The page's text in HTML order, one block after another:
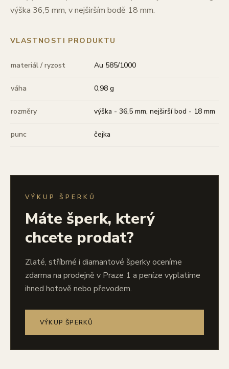
výška 36,5 mm, v nejširším bodě 18 mm.
VLASTNOSTI PRODUKTU
materiál / ryzost Au 585/1000
váha 0,98 g
rozměry výška - 36,5 mm, nejširší bod - 18 mm
punc čejka
VÝKUP ŠPERKŮ
Máte šperk, který
chcete prodat?
Zlaté, stříbrné i diamantové šperky oceníme
zdarma na prodejně v Praze 1 a peníze vyplatíme
ihned hotově nebo převodem.
VÝKUP ŠPERKŮ